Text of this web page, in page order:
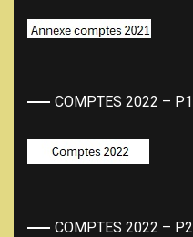
COMPTES 2022 – P1
COMPTES 2022 – P2